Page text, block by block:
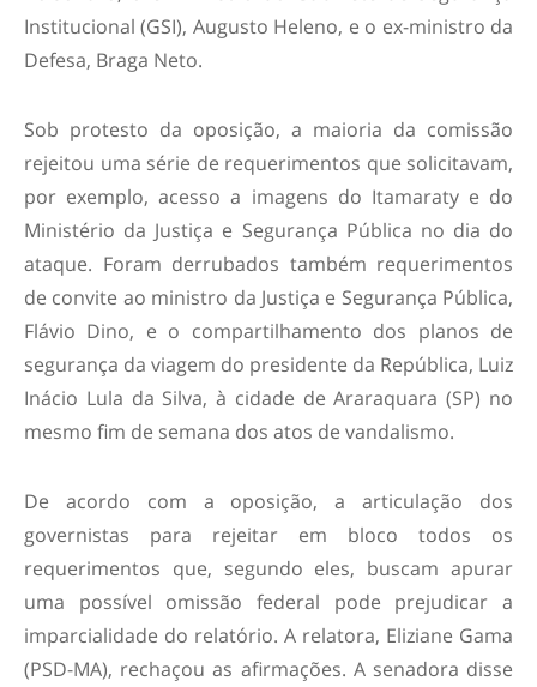
Institucional (GSI), Augusto Heleno, e o ex-ministro da
Defesa, Braga Neto.
Sob protesto da oposição, a maioria da comissão
rejeitou uma série de requerimentos que solicitavam,
por exemplo, acesso a imagens do Itamaraty e do
Ministério da Justiça e Segurança Pública no dia do
ataque. Foram derrubados também requerimentos
de convite ao ministro da Justiça e Segurança Pública,
Flávio Dino, e o compartilhamento dos planos de
segurança da viagem do presidente da República, Luiz
Inácio Lula da Silva, à cidade de Araraquara (SP) no
mesmo fim de semana dos atos de vandalismo.
De acordo com a oposição, a articulação dos
governistas para rejeitar em bloco todos os
requerimentos que, segundo eles, buscam apurar
uma possível omissão federal pode prejudicar a
imparcialidade do relatório. A relatora, Eliziane Gama
(PSD-MA), rechaçou as afirmações. A senadora disse